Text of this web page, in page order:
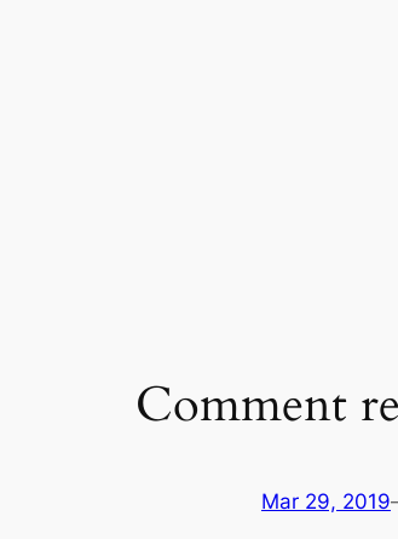
Comment
Mar 29, 2019